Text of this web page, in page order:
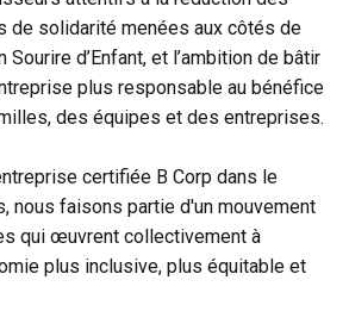
de solidarité menées aux côtés de
Sourire d’Enfant, et l’ambition de bâtir
plus responsable au bénéfice
des équipes et des entreprises.
certifiée B Corp dans le
nous faisons partie d'un mouvement
qui œuvrent collectivement à
plus inclusive, plus équitable et